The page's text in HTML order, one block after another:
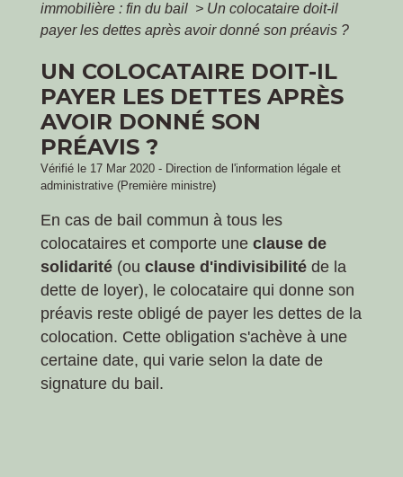
immobilière : fin du bail > Un colocataire doit-il
payer les dettes après avoir donné son préavis ?
UN COLOCATAIRE DOIT-IL
PAYER LES DETTES APRÈS
AVOIR DONNÉ SON
PRÉAVIS ?
Vérifié le 17 Mar 2020 - Direction de l'information légale et
administrative (Première ministre)
En cas de bail commun à tous les
colocataires et comporte une clause de
solidarité (ou clause d'indivisibilité de la
dette de loyer), le colocataire qui donne son
préavis reste obligé de payer les dettes de la
colocation. Cette obligation s'achève à une
certaine date, qui varie selon la date de
signature du bail.